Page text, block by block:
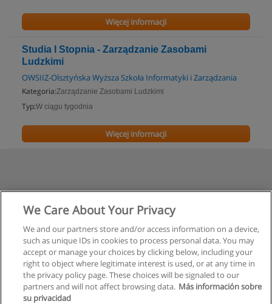
Więcej informacji
Studia I Stopnia - Zarządzanie Zasobami
Ludzkimi
OWSIIZ-Olsztyńska Wyższa Szkoła Informatyki i Zarządzania
Kategoria:Zarządzanie Zasobami Ludzkimi
Typ:W ciągu tygodnia
Więcej informacji
We Care About Your Privacy
We and our partners store and/or access information on a device,
such as unique IDs in cookies to process personal data. You may
accept or manage your choices by clicking below, including your
right to object where legitimate interest is used, or at any time in
the privacy policy page. These choices will be signaled to our
partners and will not affect browsing data. Más información sobre
su privacidad